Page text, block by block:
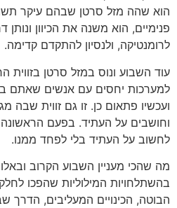
הוא שהה מזל סרטן שבהם עיקר
פנימיים, הוא משנה את הכיוון ונותן
לרומנטיקה, ולנסיון להתקדם קדימה.
עוד השבוע ונוס במזל סרטן בזווית
למערכות יחסים עם אנשים שאתם
ועכשיו פתאום כן. זו גם זווית שבה
וחושבים על העתיד. בפעם
לחשוב על העתיד בלי לפחד ממנו.
מה שהכי מעניין השבוע הקרוב
בהשתלחויות המילוליות שהפכו
הבוטה, הכינויים המעליבים, הדרך